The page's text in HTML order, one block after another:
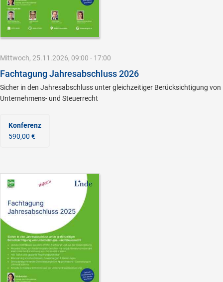
Mittwoch, 25.11.2026, 09:00 - 17:00
Fachtagung Jahresabschluss 2026
Sicher in den Jahresabschluss unter gleichzeitiger Berücksichtigung von
Unternehmens- und Steuerrecht
Konferenz
590,00 €